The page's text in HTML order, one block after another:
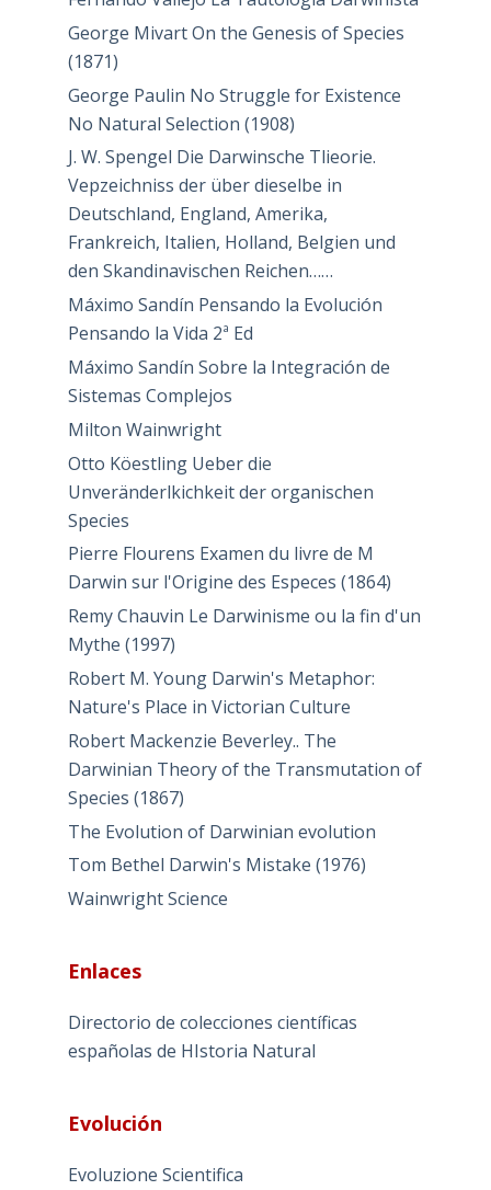
George Mivart On the Genesis of Species
(1871)
George Paulin No Struggle for Existence
No Natural Selection (1908)
J. W. Spengel Die Darwinsche Tlieorie.
Vepzeichniss der über dieselbe in
Deutschland, England, Amerika,
Frankreich, Italien, Holland, Belgien und
den Skandinavischen Reichen……
Máximo Sandín Pensando la Evolución
Pensando la Vida 2ª Ed
Máximo Sandín Sobre la Integración de
Sistemas Complejos
Milton Wainwright
Otto Köestling Ueber die
Unveränderlkichkeit der organischen
Species
Pierre Flourens Examen du livre de M
Darwin sur l'Origine des Especes (1864)
Remy Chauvin Le Darwinisme ou la fin d'un
Mythe (1997)
Robert M. Young Darwin's Metaphor:
Nature's Place in Victorian Culture
Robert Mackenzie Beverley.. The
Darwinian Theory of the Transmutation of
Species (1867)
The Evolution of Darwinian evolution
Tom Bethel Darwin's Mistake (1976)
Wainwright Science
Enlaces
Directorio de colecciones científicas
españolas de HIstoria Natural
Evolución
Evoluzione Scientifica